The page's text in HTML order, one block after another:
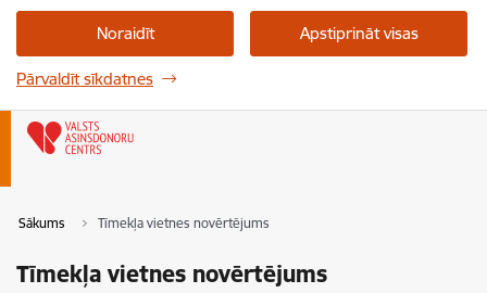
Noraidīt Apstiprināt visas
Pārvaldīt sīkdatnes
Sākums Tīmekļa vietnes novērtējums
Tīmekļa vietnes novērtējums